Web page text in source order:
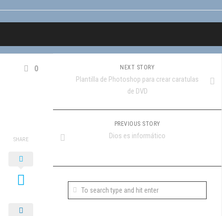
0
SHARE
NEXT STORY
Plantilla de Photoshop para crear caratulas
de DVD
PREVIOUS STORY
Dios es informático